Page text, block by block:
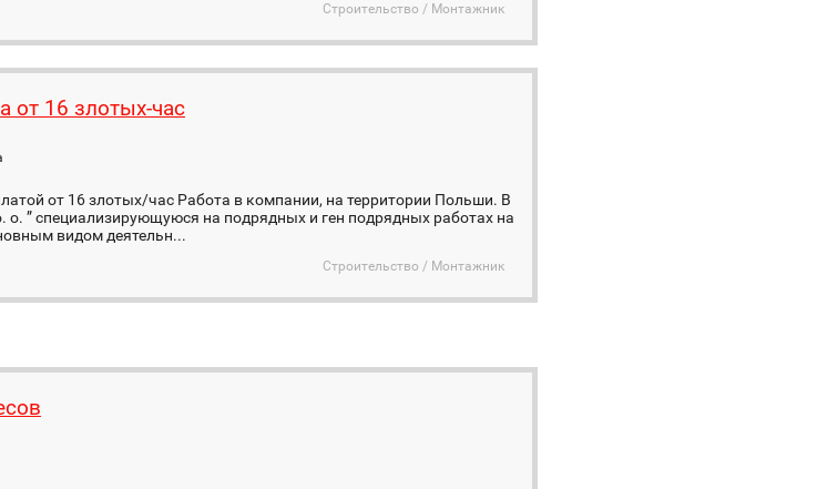
Строительство / Монтажник
от 16 злотых-час
от 16 злoтых/час Работа в компании, на территории Польши. В
o. ” специализирующуюся на подрядных и ген подрядных работах на
видом деятельн...
Строительство / Монтажник